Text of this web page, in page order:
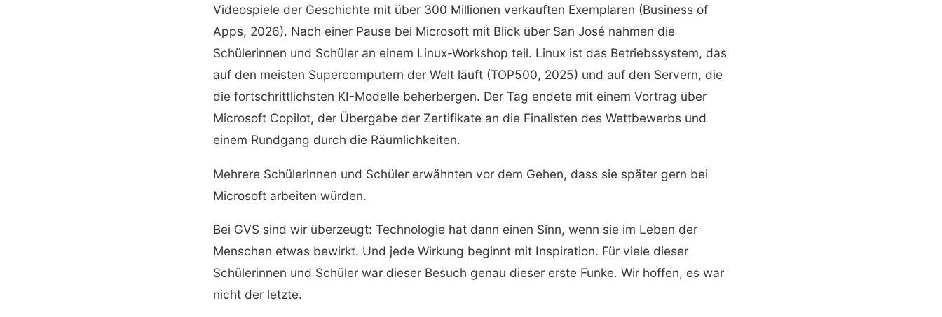
Videospiele der Geschichte mit über 300 Millionen verkauften Exemplaren (Business of
Apps, 2026). Nach einer Pause bei Microsoft mit Blick über San José nahmen die
Schülerinnen und Schüler an einem Linux-Workshop teil. Linux ist das Betriebssystem, das
auf den meisten Supercomputern der Welt läuft (TOP500, 2025) und auf den Servern, die
die fortschrittlichsten KI-Modelle beherbergen. Der Tag endete mit einem Vortrag über
Microsoft Copilot, der Übergabe der Zertifikate an die Finalisten des Wettbewerbs und
einem Rundgang durch die Räumlichkeiten.
Mehrere Schülerinnen und Schüler erwähnten vor dem Gehen, dass sie später gern bei
Microsoft arbeiten würden.
Bei GVS sind wir überzeugt: Technologie hat dann einen Sinn, wenn sie im Leben der
Menschen etwas bewirkt. Und jede Wirkung beginnt mit Inspiration. Für viele dieser
Schülerinnen und Schüler war dieser Besuch genau dieser erste Funke. Wir hoffen, es war
nicht der letzte.